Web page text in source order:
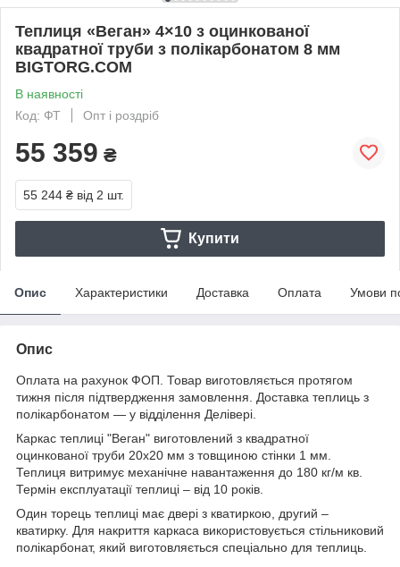
Теплиця «Веган» 4×10 з оцинкованої
квадратної труби з полікарбонатом 8 мм
BIGTORG.COM
В наявності
Код: ФТ
Опт і роздріб
55 359 ₴
55 244 ₴ від 2 шт.
Купити
Опис Характеристики Доставка Оплата Умови
Опис
Оплата на рахунок ФОП. Товар виготовляється протягом
тижня після підтвердження замовлення. Доставка теплиць з
полікарбонатом — у відділення Делівері.
Каркас теплиці "Веган" виготовлений з квадратної
оцинкованої труби 20х20 мм з товщиною стінки 1 мм.
Теплиця витримує механічне навантаження до 180 кг/м кв.
Термін експлуатації теплиці – від 10 років.
Один торець теплиці має двері з кватиркою, другий –
кватирку. Для накриття каркаса використовується стільниковий
полікарбонат, який виготовляється спеціально для теплиць.